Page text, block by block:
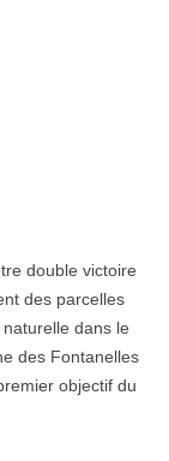
double victoire
des parcelles
dans le
des Fontanelles
objectif du